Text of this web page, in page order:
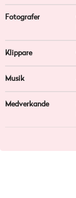
Fotografer
Klippare
Musik
Medverkande